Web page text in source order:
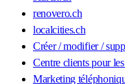
renovero.ch
localcities.ch
Créer / modifier /
Centre clients pour
Marketing